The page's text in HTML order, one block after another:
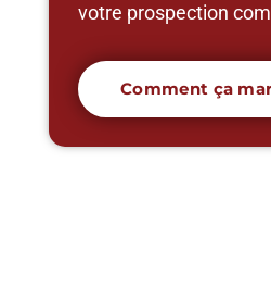
votre prospection
Comment ça